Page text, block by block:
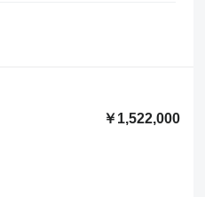
￥1,522,000